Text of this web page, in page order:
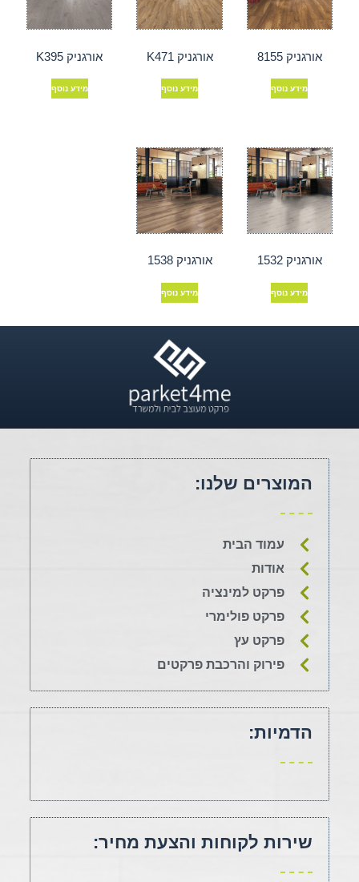
אורגניק 8155
מידע נוסף
אורגניק K471
מידע נוסף
אורגניק K395
מידע נוסף
אורגניק 1532
מידע נוסף
אורגניק 1538
מידע נוסף
המוצרים שלנו:
עמוד הבית
אודות
פרקט למינציה
פרקט פולימרי
פרקט עץ
פירוק והרכבת פרקטים
הדמיות:
שירות לקוחות והצעת מחיר: